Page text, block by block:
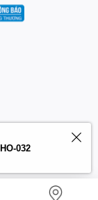
032